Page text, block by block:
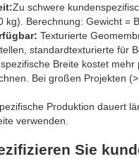
Zu schwere
Berechnung: Gewicht =
Texturierte
standardtexturierte für
Breite kostet
Bei großen Projekten
Produktion dauert
verwenden.
Sie